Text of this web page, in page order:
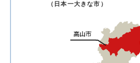
（日本一大きな市）